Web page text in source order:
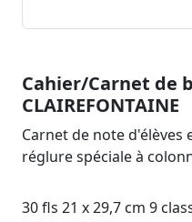
Cahier/Carnet de
CLAIREFONTAINE
Carnet de note d'élèves
réglure spéciale à
30 fls 21 x 29,7 cm 9